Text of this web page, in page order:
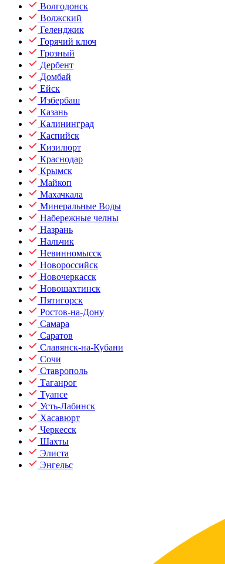
Волгодонск
Волжский
Геленджик
Горячий ключ
Грозный
Дербент
Домбай
Ейск
Избербаш
Казань
Калининград
Каспийск
Кизилюрт
Краснодар
Крымск
Майкоп
Махачкала
Минеральные Воды
Набережные челны
Назрань
Нальчик
Невинномысск
Новороссийск
Новочеркасск
Новошахтинск
Пятигорск
Ростов-на-Дону
Самара
Саратов
Славянск-на-Кубани
Сочи
Ставрополь
Таганрог
Туапсе
Усть-Лабинск
Хасавюрт
Черкесск
Шахты
Элиста
Энгельс